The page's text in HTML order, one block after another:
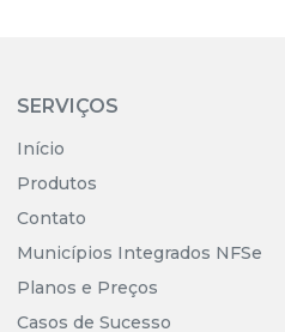
SERVIÇOS
Início
Produtos
Contato
Municípios Integrados NFSe
Planos e Preços
Casos de Sucesso